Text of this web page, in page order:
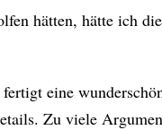
hätten, hätte ich
eine
Zu viele